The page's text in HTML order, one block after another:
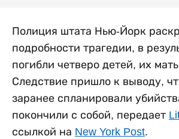
Полиция штата Нью-Йорк
подробности трагедии, в
погибли четверо детей, их
Следствие пришло к выводу,
заранее спланировали
покончили с собой, передает
ссылкой на New York Post.